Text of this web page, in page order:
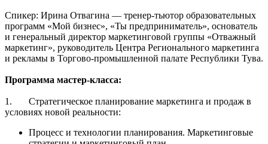
Спикер: Ирина Отвагина — тренер-тьютор образовательных
программ «Мой бизнес», «Ты предприниматель», основатель
и генеральный директор маркетинговой группы «Отважный
маркетинг», руководитель Центра Регионального маркетинга
и рекламы в Торгово-промышленной палате Республики Тува.
Программа мастер-класса:
1. Стратегическое планирование маркетинга и продаж в
условиях новой реальности:
Процесс и технологии планирования. Маркетинговые